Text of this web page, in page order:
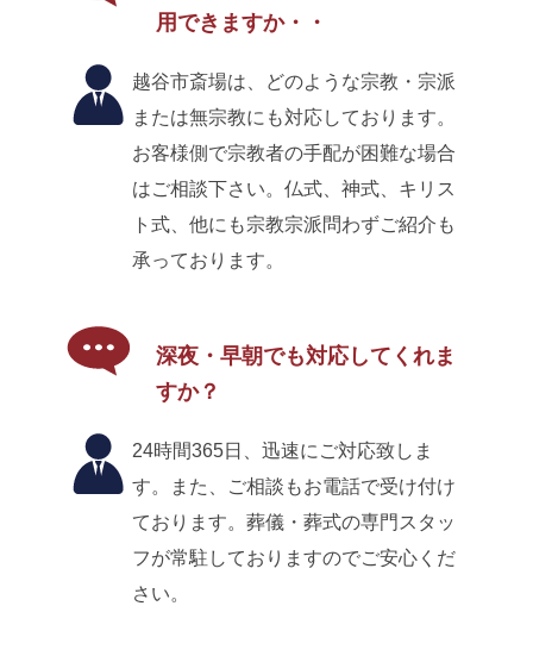
用できますか・・
越谷市斎場は、どのような宗教・宗派
または無宗教にも対応しております。
お客様側で宗教者の手配が困難な場合
はご相談下さい。仏式、神式、キリス
ト式、他にも宗教宗派問わずご紹介も
承っております。
深夜・早朝でも対応してくれま
すか？
24時間365日、迅速にご対応致しま
す。また、ご相談もお電話で受け付け
ております。葬儀・葬式の専門スタッ
フが常駐しておりますのでご安心くだ
さい。